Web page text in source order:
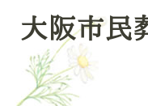
大阪市民